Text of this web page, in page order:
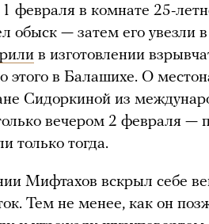
февраля в комнате 25-
обыск — затем его увезли в
в изготовлении
этого в Балашихе. О
Сидоркиной из
вечером 2 февраля —
только тогда.
Мифтахов вскрыл себе
Тем не менее, как он